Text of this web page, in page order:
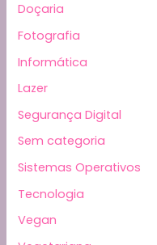
Doçaria
Fotografia
Informática
Lazer
Segurança Digital
Sem categoria
Sistemas Operativos
Tecnologia
Vegan